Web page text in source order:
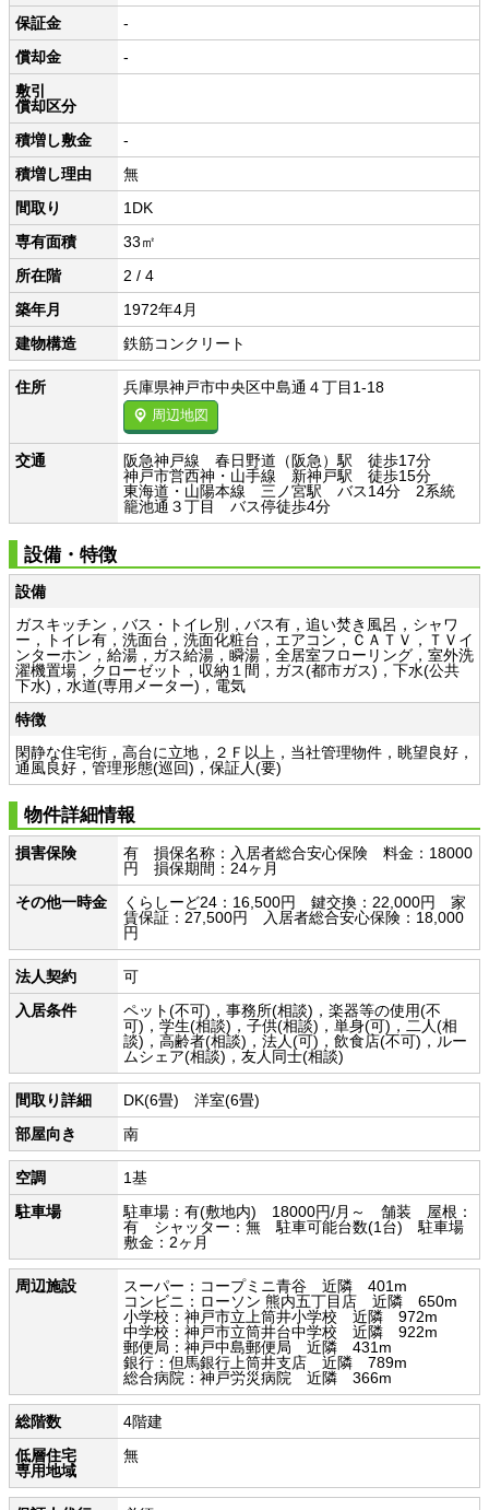
保証金
-
償却金
-
敷引
償却区分
積増し敷金
-
積増し理由
無
間取り
1DK
専有面積
33㎡
所在階
2 / 4
築年月
1972年4月
建物構造
鉄筋コンクリート
住所 兵庫県神戸市中央区中島通４丁目1-18
周辺地図
交通
阪急神戸線 春日野道（阪急）駅 徒歩17分
神戸市営西神・山手線 新神戸駅 徒歩15分
東海道・山陽本線 三ノ宮駅 バス14分 2系統
籠池通３丁目 バス停徒歩4分
設備・特徴
設備
ガスキッチン，バス・トイレ別，バス有，追い焚き風呂，シャワ
ー，トイレ有，洗面台，洗面化粧台，エアコン，ＣＡＴＶ，ＴＶイ
ンターホン，給湯，ガス給湯，瞬湯，全居室フローリング，室外洗
濯機置場，クローゼット，収納１間，ガス(都市ガス)，下水(公共
下水)，水道(専用メーター)，電気
特徴
閑静な住宅街，高台に立地，２Ｆ以上，当社管理物件，眺望良好，
通風良好，管理形態(巡回)，保証人(要)
物件詳細情報
損害保険
有 損保名称：入居者総合安心保険 料金：18000
円 損保期間：24ヶ月
その他一時金
くらしーど24：16,500円 鍵交換：22,000円 家
賃保証：27,500円 入居者総合安心保険：18,000
円
法人契約
可
入居条件
ペット(不可)，事務所(相談)，楽器等の使用(不
可)，学生(相談)，子供(相談)，単身(可)，二人(相
談)，高齢者(相談)，法人(可)，飲食店(不可)，ルー
ムシェア(相談)，友人同士(相談)
間取り詳細
DK(6畳) 洋室(6畳)
部屋向き
南
空調
1基
駐車場
駐車場：有(敷地内) 18000円/月～ 舗装 屋根：
有 シャッター：無 駐車可能台数(1台) 駐車場
敷金：2ヶ月
周辺施設
スーパー：コープミニ青谷 近隣 401m
コンビニ：ローソン 熊内五丁目店 近隣 650m
小学校：神戸市立上筒井小学校 近隣 972m
中学校：神戸市立筒井台中学校 近隣 922m
郵便局：神戸中島郵便局 近隣 431m
銀行：但馬銀行上筒井支店 近隣 789m
総合病院：神戸労災病院 近隣 366m
総階数
4階建
低層住宅
専用地域
無